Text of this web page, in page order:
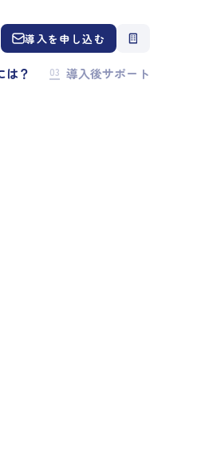
は？ 03 導入後サポート
導入を申し込む